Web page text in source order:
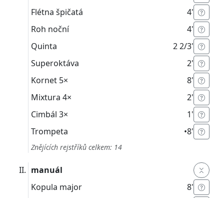
Flétna špičatá
4'
Roh noční
4'
Quinta
2 2/3'
Superoktáva
2'
Kornet 5×
8'
Mixtura 4×
2'
Cimbál 3×
1'
Trompeta
•8'
Znějících rejstříků celkem: 14
manuál
Kopula major
8'